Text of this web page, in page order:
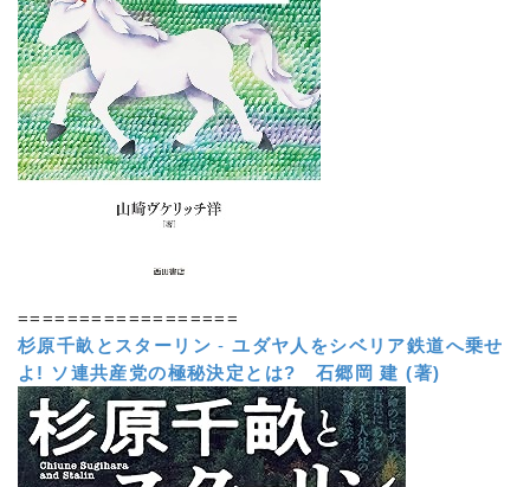
==================
杉原千畝とスターリン -ユダヤ人をシベリア鉄道へ乗せ
よ! ソ連共産党の極秘決定とは?
石郷岡 建 (著)